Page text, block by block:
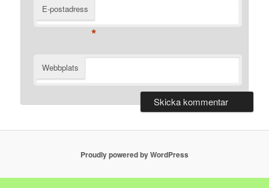
E-postadress
*
Webbplats
Proudly powered by WordPress